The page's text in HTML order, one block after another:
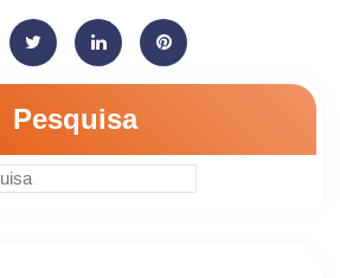
Pesquisa